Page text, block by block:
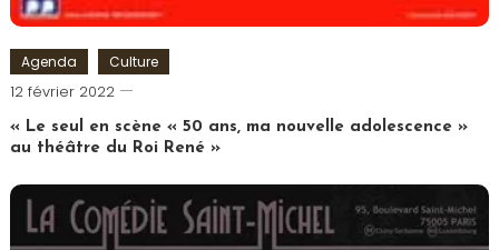
Agenda Culture
12 février 2022
Cédric
Cilia
« Le seul en scène « 50 ans, ma nouvelle adolescence »
au théâtre du Roi René »